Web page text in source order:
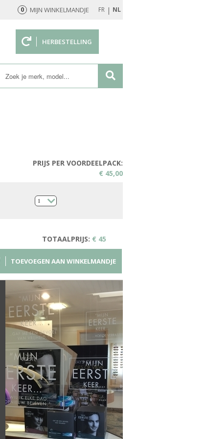
0 MIJN WINKELMANDJE FR | NL
HERBESTELLING
PRIJS PER VOORDEELPACK:
€ 45,00
1
TOTAALPRIJS: € 45
TOEVOEGEN AAN WINKELMANDJE